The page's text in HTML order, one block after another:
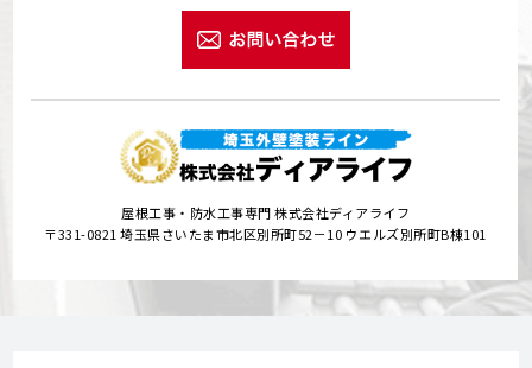
屋根工事・防水工事専門 株式会社ディアライフ
〒331-0821 埼玉県さいたま市北区別所町52－10 ウエルズ別所町B棟101